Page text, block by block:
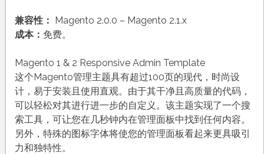
兼容性： Magento 2.0.0 – Magento 2.1.x
成本： 免费。
Magento 1 & 2 Responsive Admin Template
这个Magento管理主题具有超过100页的现代，时尚设
计，易于安装且使用直观。由于其干净且高质量的代码，
可以轻松对其进行进一步的自定义。该主题实现了一个搜
索工具，可让您在几秒钟内在管理面板中找到任何内容。
另外，特殊的图标字体将使您的管理面板看起来更具吸引
力和独特性。